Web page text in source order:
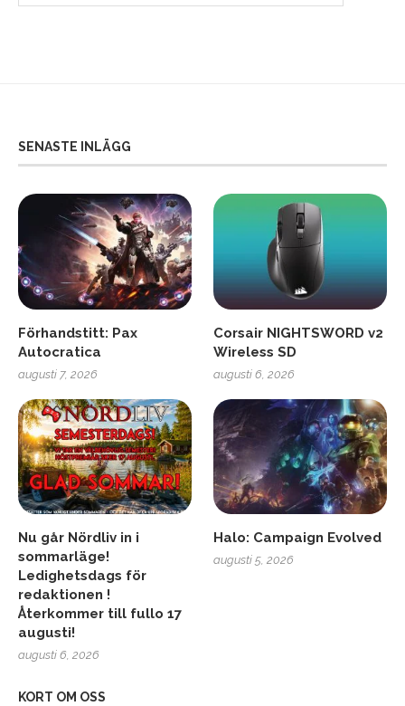
SENASTE INLÄGG
Förhandstitt: Pax
Autocratica
augusti 7, 2026
Corsair NIGHTSWORD v2
Wireless SD
augusti 6, 2026
Nu går Nördliv in i
sommarläge!
Ledighetsdags för
redaktionen !
Återkommer till fullo 17
augusti!
augusti 6, 2026
Halo: Campaign Evolved
augusti 5, 2026
KORT OM OSS